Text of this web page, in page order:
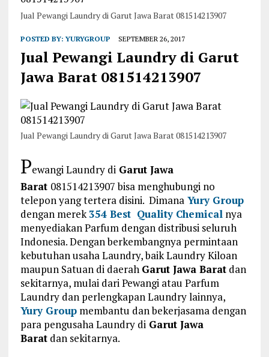
Jual Pewangi Laundry di Garut Jawa Barat 081514213907
POSTED BY:YURYGROUP SEPTEMBER 26, 2017
Jual Pewangi Laundry di Garut
Jawa Barat 081514213907
Jual Pewangi Laundry di Garut Jawa Barat 081514213907
Pewangi Laundry diGarut Jawa
Barat 081514213907 bisa menghubungi no
telepon yang tertera disini. Dimana Yury Group
dengan merek354 Best Quality Chemicalnya
menyediakan Parfum dengan distribusi seluruh
Indonesia. Dengan berkembangnya permintaan
kebutuhan usaha Laundry, baik Laundry Kiloan
maupun Satuan di daerah GarutJawa Baratdan
sekitarnya, mulai dari Pewangi atau Parfum
Laundry dan perlengkapan Laundry lainnya,
Yury Groupmembantu dan bekerjasama dengan
para pengusaha Laundry diGarut Jawa
Baratdan sekitarnya.